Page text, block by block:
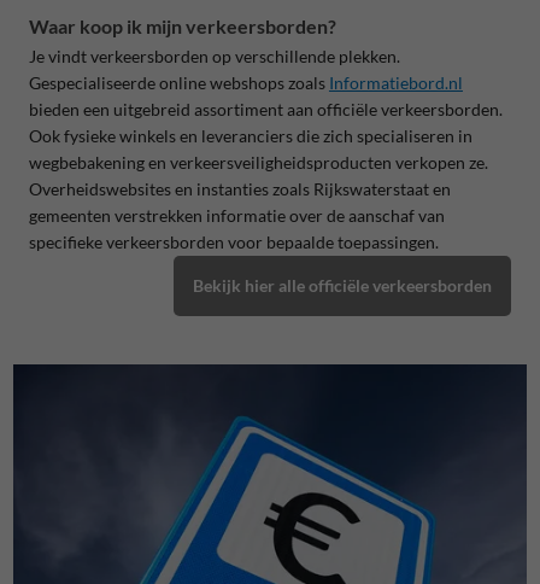
Waar koop ik mijn verkeersborden?
Je vindt verkeersborden op verschillende plekken.
Gespecialiseerde online webshops zoals Informatiebord.nl
bieden een uitgebreid assortiment aan officiële verkeersborden.
Ook fysieke winkels en leveranciers die zich specialiseren in
wegbebakening en verkeersveiligheidsproducten verkopen ze.
Overheidswebsites en instanties zoals Rijkswaterstaat en
gemeenten verstrekken informatie over de aanschaf van
specifieke verkeersborden voor bepaalde toepassingen.
Bekijk hier alle officiële verkeersborden